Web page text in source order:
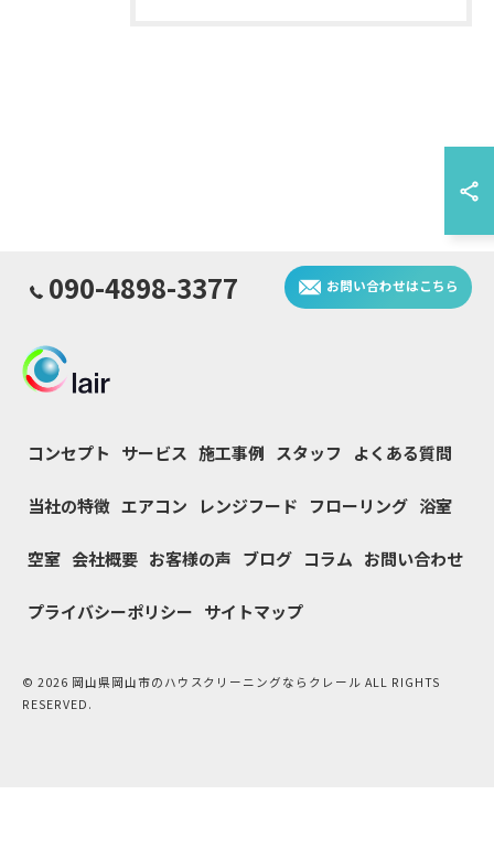
090-4898-3377 お問い合わせはこちら
コンセプト サービス 施工事例 スタッフ よくある質問
当社の特徴 エアコン レンジフード フローリング 浴室
空室 会社概要 お客様の声 ブログ コラム お問い合わせ
プライバシーポリシー サイトマップ
© 2026 岡山県岡山市のハウスクリーニングならクレール ALL RIGHTS
RESERVED.